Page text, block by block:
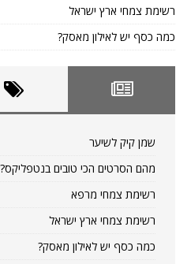
רשימת צמחי ארץ ישראל
כמה כסף יש לאילון מאסק?
שמן קיק לשיער
מהם הסרטים הכי טובים בנטפליקס?
רשימת צמחי מרפא
רשימת צמחי ארץ ישראל
כמה כסף יש לאילון מאסק?